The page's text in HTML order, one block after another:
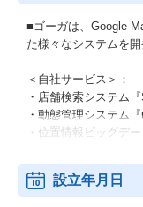
■ゴーガは、Google
た様々なシステムを開
＜自社サービス＞：
・店舗検索システム『
・動態管理システム『
・位置情報ビッグデ
＜個別開発＞：
・分析、業務効率化
設立年月日